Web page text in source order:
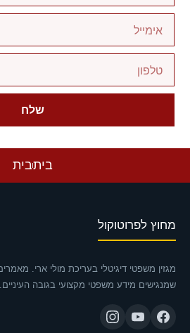
שלח
ביתבית
מחוץ לפרוטוקול
מגזין משפטי דיגיטלי בעריכת מולי ארי.
שמנגישים מידע משפטי מקצועי בגובה העיניים.